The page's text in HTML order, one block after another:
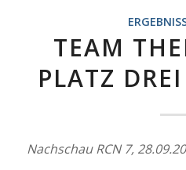
TEAM
PLATZ
Nachschau RCN 7,